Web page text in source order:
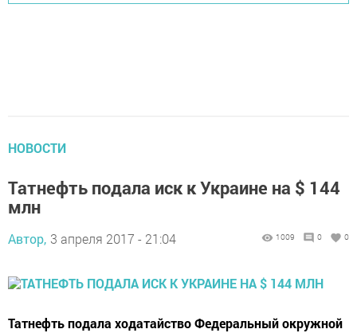
НОВОСТИ
Татнефть подала иск к Украине на $ 144
млн
Автор, 3 апреля 2017 - 21:04 1009 0 0
Татнефть подала ходатайство Федеральный окружной